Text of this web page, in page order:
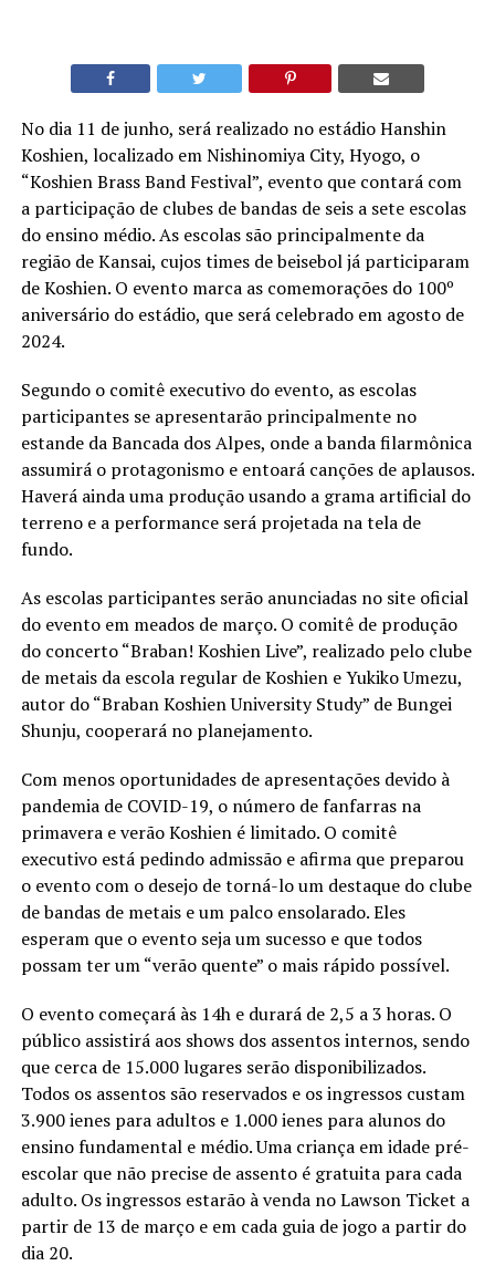
No dia 11 de junho, será realizado no estádio Hanshin
Koshien, localizado em Nishinomiya City, Hyogo, o
“Koshien Brass Band Festival”, evento que contará com
a participação de clubes de bandas de seis a sete escolas
do ensino médio. As escolas são principalmente da
região de Kansai, cujos times de beisebol já participaram
de Koshien. O evento marca as comemorações do 100º
aniversário do estádio, que será celebrado em agosto de
2024.
Segundo o comitê executivo do evento, as escolas
participantes se apresentarão principalmente no
estande da Bancada dos Alpes, onde a banda filarmônica
assumirá o protagonismo e entoará canções de aplausos.
Haverá ainda uma produção usando a grama artificial do
terreno e a performance será projetada na tela de
fundo.
As escolas participantes serão anunciadas no site oficial
do evento em meados de março. O comitê de produção
do concerto “Braban! Koshien Live”, realizado pelo clube
de metais da escola regular de Koshien e Yukiko Umezu,
autor do “Braban Koshien University Study” de Bungei
Shunju, cooperará no planejamento.
Com menos oportunidades de apresentações devido à
pandemia de COVID-19, o número de fanfarras na
primavera e verão Koshien é limitado. O comitê
executivo está pedindo admissão e afirma que preparou
o evento com o desejo de torná-lo um destaque do clube
de bandas de metais e um palco ensolarado. Eles
esperam que o evento seja um sucesso e que todos
possam ter um “verão quente” o mais rápido possível.
O evento começará às 14h e durará de 2,5 a 3 horas. O
público assistirá aos shows dos assentos internos, sendo
que cerca de 15.000 lugares serão disponibilizados.
Todos os assentos são reservados e os ingressos custam
3.900 ienes para adultos e 1.000 ienes para alunos do
ensino fundamental e médio. Uma criança em idade pré-
escolar que não precise de assento é gratuita para cada
adulto. Os ingressos estarão à venda no Lawson Ticket a
partir de 13 de março e em cada guia de jogo a partir do
dia 20.